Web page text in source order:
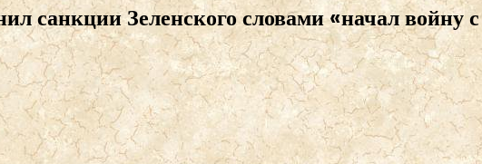
санкции Зеленского словами «начал